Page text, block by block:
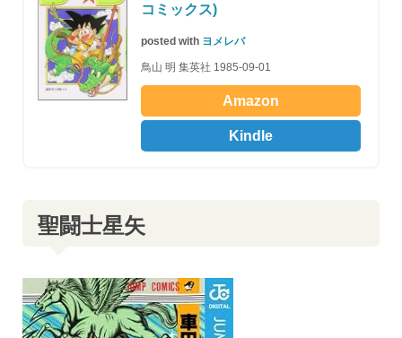
コミックス)
posted with ヨメレバ
鳥山 明 集英社 1985-09-01
Amazon
Kindle
聖闘士星矢